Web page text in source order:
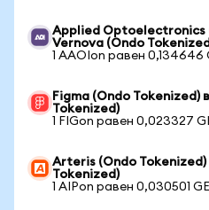
Applied Optoelectronics
Vernova (Ondo
1 AAOIon равен 0,134646
Figma (Ondo Tokenized)
Tokenized)
1 FIGon равен 0,023327
Arteris (Ondo Tokenized)
Tokenized)
1 AIPon равен 0,030501